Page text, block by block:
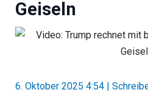
Geiseln
6. Oktober 2025 4:54